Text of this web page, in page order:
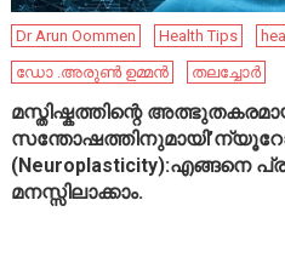
Dr Arun Oommen Health Tips
ഡോ .അരുൺ ഉമ്മൻ
തലച്ചോർ
മസ്തിഷ്കത്തിന്റെ
(Neuroplasticity):എങ്ങനെ
മനസ്സിലാക്കാം.